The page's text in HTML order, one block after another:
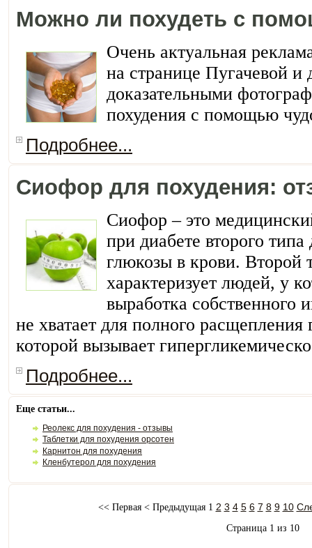
Можно ли похудеть с
Очень актуальная
на странице Пугачевой и
доказательными
похудения с помощью
Подробнее...
Сиофор для похудения:
Сиофор – это
при диабете второго
глюкозы в крови. Второй
характеризует людей, у
выработка собственного
не хватает для полного
которой вызывает
Подробнее...
Еще статьи...
Реолекс для похудения - отзывы
Таблетки для похудения орсотен
Карнитон для похудения
Кленбутерол для похудения
<< Первая< Предыдущая 1 2 3 4 5 6 7 8 9 10
Страница 1 из 10